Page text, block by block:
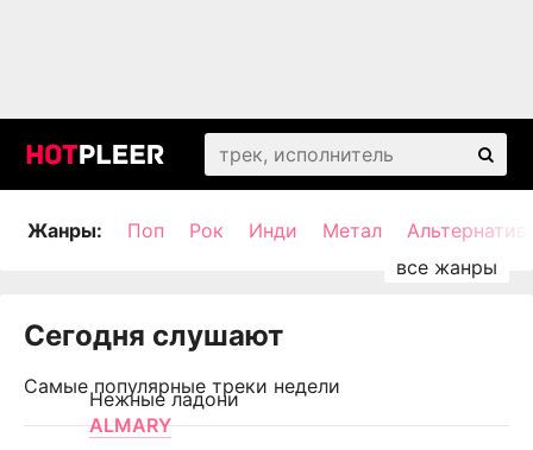
Жанры: Поп Рок Инди Метал
Сегодня слушают
Самые популярные треки недели
Нежные ладони
ALMARY